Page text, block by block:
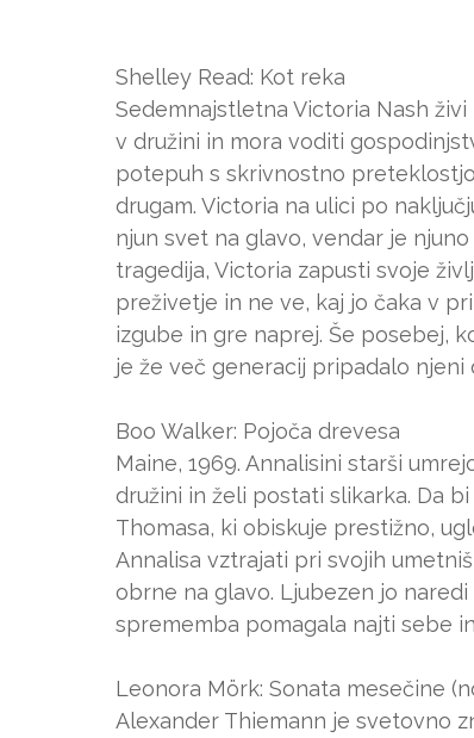
Shelley Read: Kot reka
Sedemnajstletna Victoria Nash
v družini in mora voditi
potepuh s skrivnostno
drugam. Victoria na ulici po
njun svet na glavo, vendar je
tragedija, Victoria zapusti svoje
preživetje in ne ve, kaj jo čaka v
izgube in gre naprej. Še posebej,
je že več generacij pripadalo njeni
Boo Walker: Pojoča drevesa
Maine, 1969. Annalisini starši
družini in želi postati slikarka. Da
Thomasa, ki obiskuje prestižno,
Annalisa vztrajati pri svojih
obrne na glavo. Ljubezen jo
sprememba pomagala najti sebe
Leonora Mörk: Sonata mesečine
Alexander Thiemann je svetovno